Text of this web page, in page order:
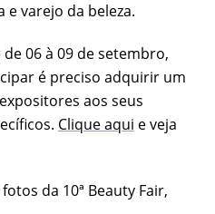
varejo da beleza.
06 à 09 de setembro,
é preciso adquirir um
aos seus
Clique aqui e veja
da 10ª Beauty Fair,